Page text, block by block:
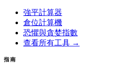
強平計算器
倉位計算機
恐懼與貪婪指數
查看所有工具 →
指南